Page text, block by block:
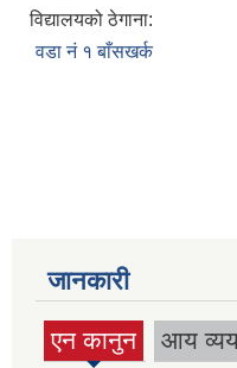
विद्यालयको ठेगाना:
वडा नं १ बाँसखर्क
जानकारी
एन कानुन
(active
आय